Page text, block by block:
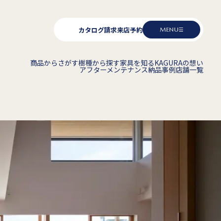
カタログ請求来店予約 MENU
商品からさがす樹種から探す家具を知るKAGURAの想い
アフターメンテナンス納品事例店舗一覧